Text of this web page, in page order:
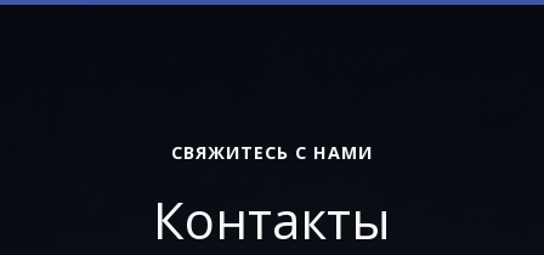
СВЯЖИТЕСЬ С НАМИ
Контакты